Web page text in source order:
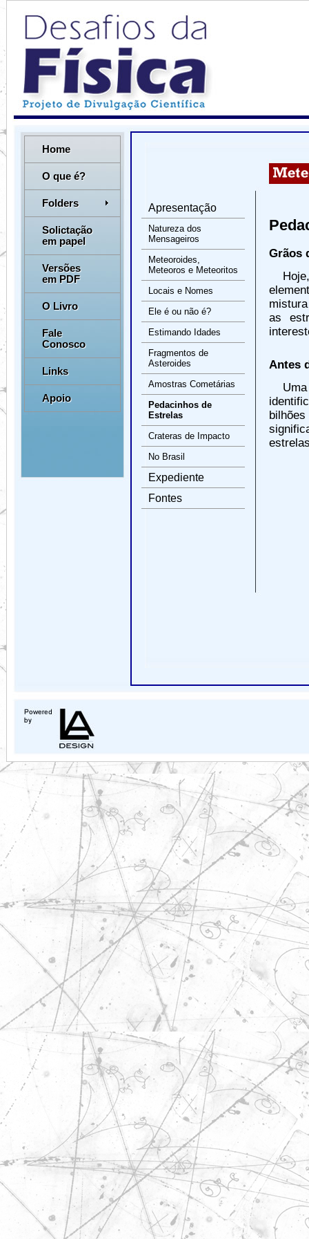
Home
O que é?
Folders
Solictação
em papel
Versões
em PDF
O Livro
Fale
Conosco
Links
Apoio
Grãos
as
Antes
Apresentação
Natureza dos
Mensageiros
Meteoroides,
Meteoros e Meteoritos
Locais e Nomes
Ele é ou não é?
Estimando Idades
Fragmentos de
Asteroides
Amostras Cometárias
Pedacinhos de
Estrelas
Crateras de Impacto
No Brasil
Expediente
Fontes